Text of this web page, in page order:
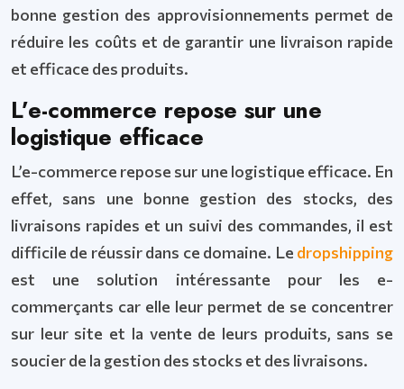
bonne gestion des approvisionnements permet de
réduire les coûts et de garantir une livraison rapide
et efficace des produits.
L’e-commerce repose sur une
logistique efficace
L’e-commerce repose sur une logistique efficace. En
effet, sans une bonne gestion des stocks, des
livraisons rapides et un suivi des commandes, il est
difficile de réussir dans ce domaine. Le dropshipping
est une solution intéressante pour les e-
commerçants car elle leur permet de se concentrer
sur leur site et la vente de leurs produits, sans se
soucier de la gestion des stocks et des livraisons.